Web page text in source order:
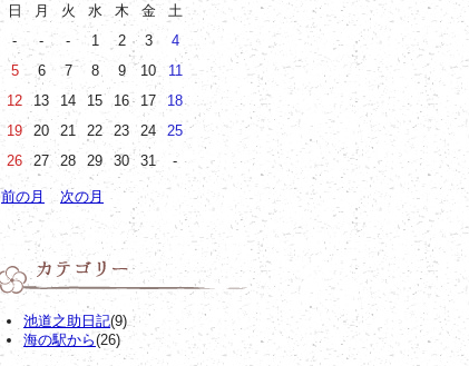
日 月 火 水 木 金
土
-
- - 1 2 3
4
5
6 7 8 9 10
11
12
13 14 15 16 17
18
19
20 21 22 23 24
25
26
27 28 29 30 31 -
前の月 次の月
池道之助日記(9)
海の駅から(26)